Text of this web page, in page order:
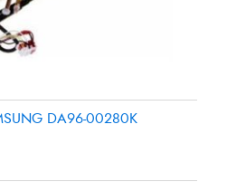
DA96-00280K